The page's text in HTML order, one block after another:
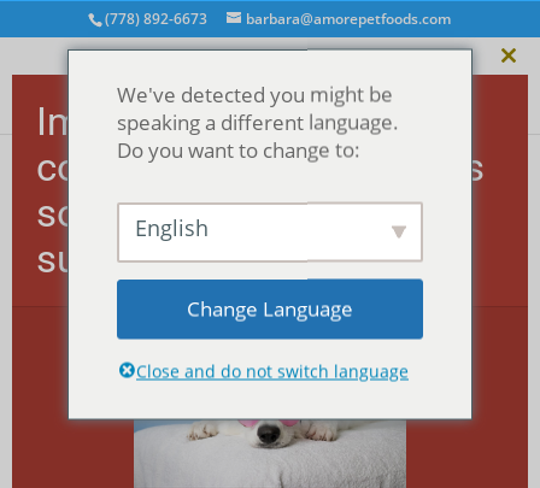
(778) 892-6673 barbara@amorepetfoods.com
Accueil Friandises
Treats - Boeuf
We've detected you might be
speaking a different language.
Do you want to change to:
English
Change Language
Close and do not switch language
Important ! Les
commandes américaines
sont temporairement
suspendues.